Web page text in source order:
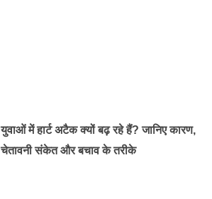
युवाओं में हार्ट अटैक क्यों बढ़ रहे हैं? जानिए कारण,
चेतावनी संकेत और बचाव के तरीके